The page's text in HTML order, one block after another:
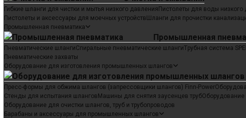
Гибкие шланги для чистки и мытья низкого давления Пистолеты для воды низкого
Пистолеты и аксессуары для моечных устройств Шланги для прочистки
Промышленная пневматика
Промышленная
Пневматические шлангиСпиральные пневматические шлангиTрубная система
Пневматические захваты
Оборудование для изготовления промышленных шлангов
Пресс-формы для обжима шлангов (запрессовщики шлангов) Finn-Power
Стенды для испытания шлангов Машины для снятия заусенцев труб
Оборудование для очистки шлангов, труб и трубопроводов
Барабаны и аксессуары для промышленных шлангов